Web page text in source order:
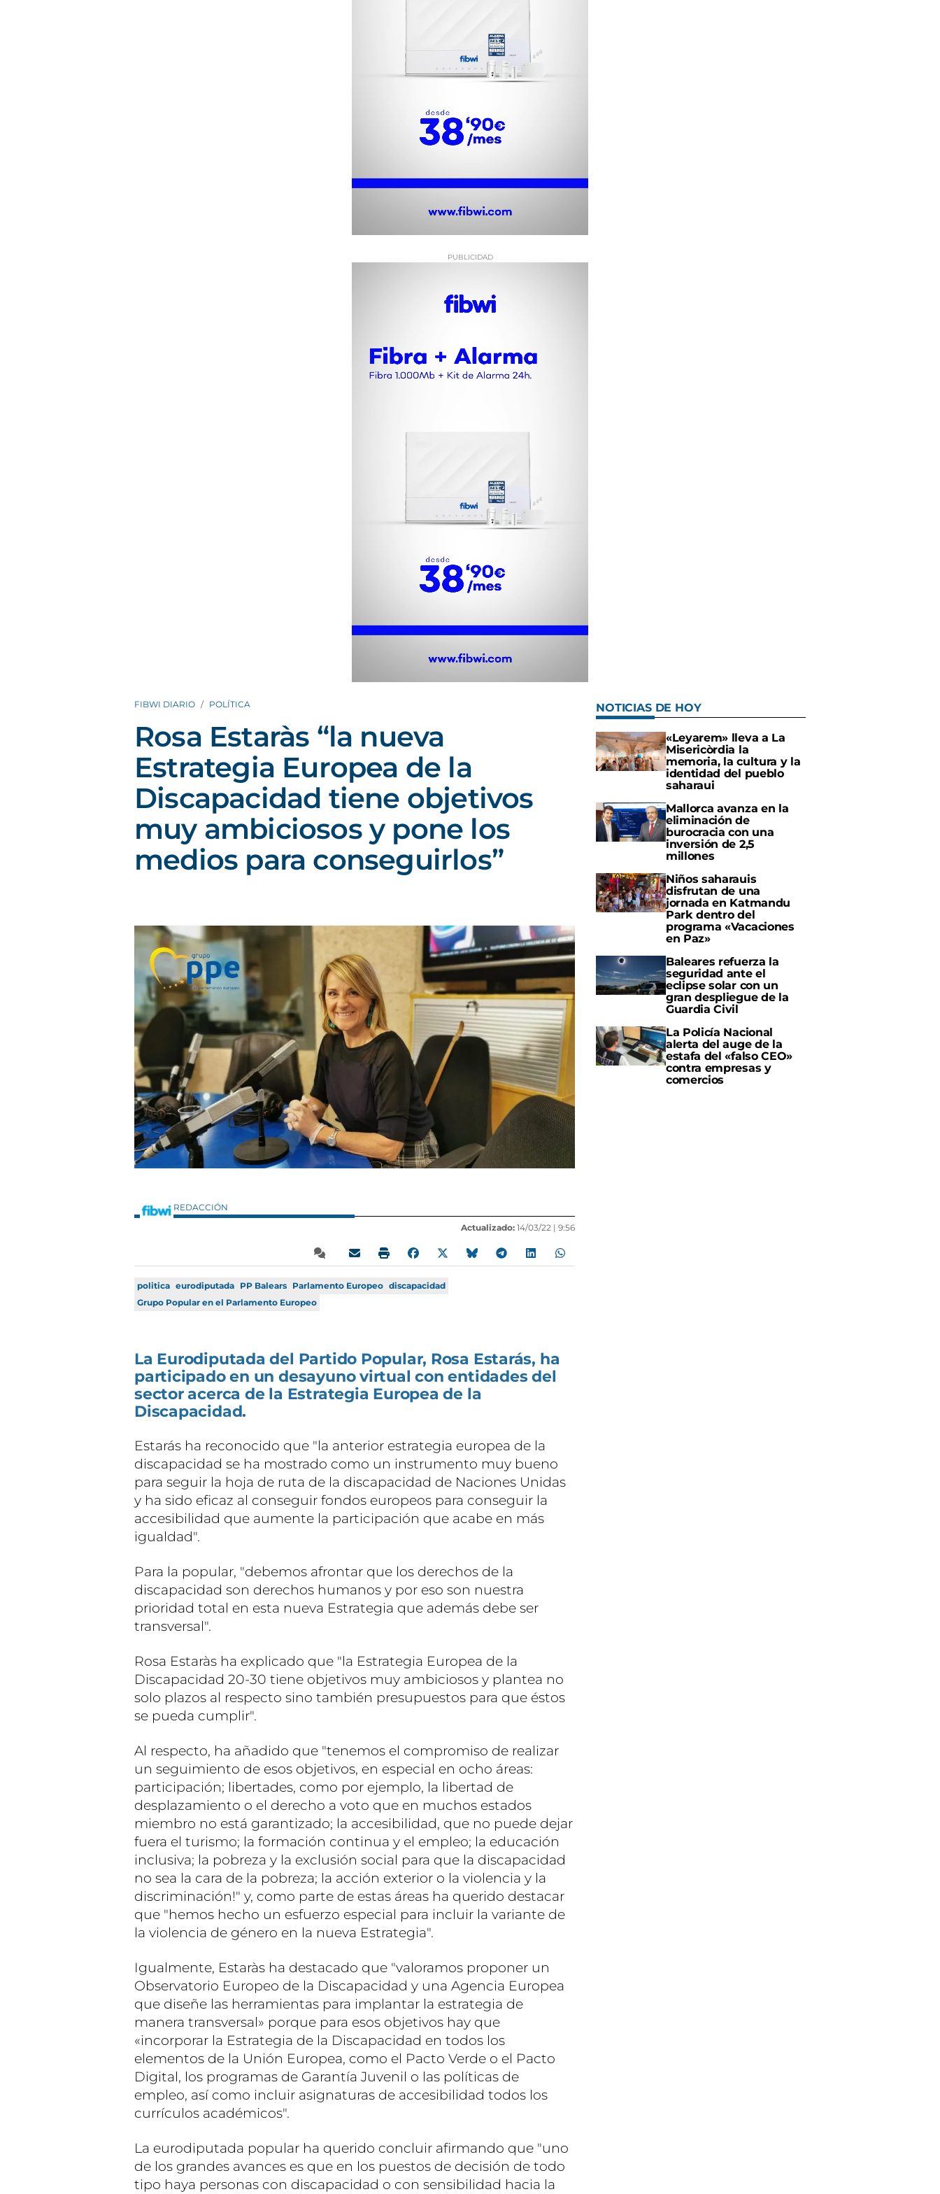
FIBWI DIARIO POLÍTICA
Rosa Estaràs “la nueva
Estrategia Europea de la
Discapacidad tiene objetivos
muy ambiciosos y pone los
medios para conseguirlos”
REDACCIÓN
Actualizado: 14/03/22 | 9:56
politica eurodiputada PP Balears Parlamento Europeo discapacidad
Grupo Popular en el Parlamento Europeo
La Eurodiputada del Partido Popular, Rosa Estarás, ha
participado en un desayuno virtual con entidades del
sector acerca de la Estrategia Europea de la
Discapacidad.
Estarás ha reconocido que "la anterior estrategia europea de la
discapacidad se ha mostrado como un instrumento muy bueno
para seguir la hoja de ruta de la discapacidad de Naciones Unidas
y ha sido eficaz al conseguir fondos europeos para conseguir la
accesibilidad que aumente la participación que acabe en más
igualdad".
Para la popular, "debemos afrontar que los derechos de la
discapacidad son derechos humanos y por eso son nuestra
prioridad total en esta nueva Estrategia que además debe ser
transversal".
Rosa Estaràs ha explicado que "la Estrategia Europea de la
Discapacidad 20-30 tiene objetivos muy ambiciosos y plantea no
solo plazos al respecto sino también presupuestos para que éstos
se pueda cumplir".
Al respecto, ha añadido que "tenemos el compromiso de realizar
un seguimiento de esos objetivos, en especial en ocho áreas:
participación; libertades, como por ejemplo, la libertad de
desplazamiento o el derecho a voto que en muchos estados
miembro no está garantizado; la accesibilidad, que no puede dejar
fuera el turismo; la formación continua y el empleo; la educación
inclusiva; la pobreza y la exclusión social para que la discapacidad
no sea la cara de la pobreza; la acción exterior o la violencia y la
discriminación!" y, como parte de estas áreas ha querido destacar
que "hemos hecho un esfuerzo especial para incluir la variante de
la violencia de género en la nueva Estrategia".
Igualmente, Estaràs ha destacado que "valoramos proponer un
Observatorio Europeo de la Discapacidad y una Agencia Europea
que diseñe las herramientas para implantar la estrategia de
manera transversal» porque para esos objetivos hay que
«incorporar la Estrategia de la Discapacidad en todos los
elementos de la Unión Europea, como el Pacto Verde o el Pacto
Digital, los programas de Garantía Juvenil o las políticas de
empleo, así como incluir asignaturas de accesibilidad todos los
currículos académicos".
La eurodiputada popular ha querido concluir afirmando que "uno
de los grandes avances es que en los puestos de decisión de todo
tipo haya personas con discapacidad o con sensibilidad hacia la
NOTICIAS DE HOY
«Leyarem» lleva a La
Misericòrdia la
memoria, la cultura y la
identidad del pueblo
saharaui
Mallorca avanza en la
eliminación de
burocracia con una
inversión de 2,5
millones
Niños saharauis
disfrutan de una
jornada en Katmandu
Park dentro del
programa «Vacaciones
en Paz»
Baleares refuerza la
seguridad ante el
eclipse solar con un
gran despliegue de la
Guardia Civil
La Policía Nacional
alerta del auge de la
estafa del «falso CEO»
contra empresas y
comercios